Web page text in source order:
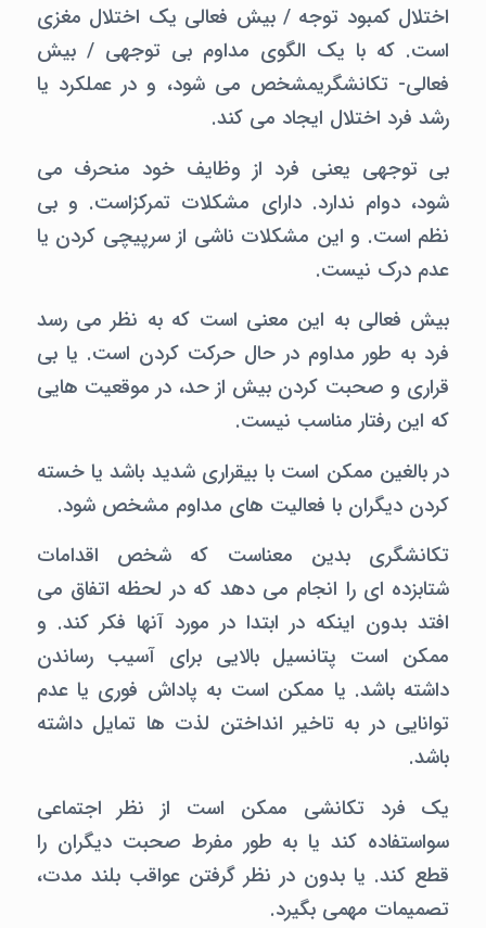
اختلال کمبود توجه / بیش فعالی یک اختلال مغزی
است. که با یک الگوی مداوم بی توجهی / بیش
فعالی- تکانشگریمشخص می شود، و در عملکرد یا
رشد فرد اختلال ایجاد می کند.
بی توجهی یعنی فرد از وظایف خود منحرف می
شود، دوام ندارد. دارای مشکلات تمرکزاست. و بی
نظم است. و این مشکلات ناشی از سرپیچی کردن یا
عدم درک نیست.
بیش فعالی به این معنی است که به نظر می رسد
فرد به طور مداوم در حال حرکت کردن است. یا بی
قراری و صحبت کردن بیش از حد، در موقعیت هایی
که این رفتار مناسب نیست.
در بالغین ممکن است با بیقراری شدید باشد یا خسته
کردن دیگران با فعالیت های مداوم مشخص شود.
تکانشگری بدین معناست که شخص اقدامات
شتابزده ای را انجام می دهد که در لحظه اتفاق می
افتد بدون اینکه در ابتدا در مورد آنها فکر کند. و
ممکن است پتانسیل بالایی برای آسیب رساندن
داشته باشد. یا ممکن است به پاداش فوری یا عدم
توانایی در به تاخیر انداختن لذت ها تمایل داشته
باشد.
یک فرد تکانشی ممکن است از نظر اجتماعی
سواستفاده کند یا به طور مفرط صحبت دیگران را
قطع کند. یا بدون در نظر گرفتن عواقب بلند مدت،
تصمیمات مهمی بگیرد.